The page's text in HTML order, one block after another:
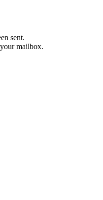
sent.
mailbox.